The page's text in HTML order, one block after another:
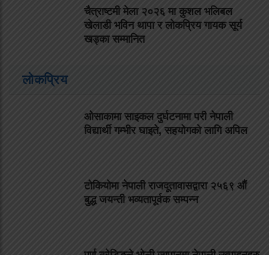
चैत्राष्टमी मेला २०२६ मा कुशल भलिबल
खेलाडी भविन थापा र लोकप्रिय गायक सूर्य
खड्का सम्मानित
लोकप्रिय
ओसाकामा साइकल दुर्घटनामा परी नेपाली
विद्यार्थी गम्भीर घाइते, सहयोगको लागि अपिल
टोकियोमा नेपाली राजदूतावासद्वारा २५६९ औं
बुद्ध जयन्ती भव्यतापूर्वक सम्पन्न